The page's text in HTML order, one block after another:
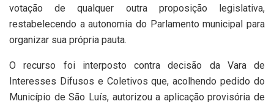
votação de qualquer outra proposição legislativa,
restabelecendo a autonomia do Parlamento municipal para
organizar sua própria pauta.
O recurso foi interposto contra decisão da Vara de
Interesses Difusos e Coletivos que, acolhendo pedido do
Município de São Luís, autorizou a aplicação provisória de